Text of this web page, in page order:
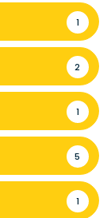
1
2
1
5
1